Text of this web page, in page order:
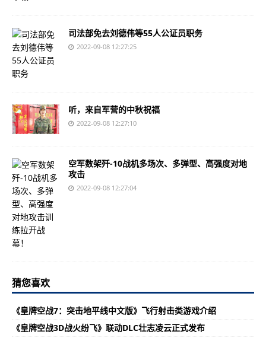
司法部免去刘德伟等55人公证员职务
2022-09-08 12:27:25
听，来自军营的中秋祝福
2022-09-08 12:27:10
空军数架歼-10战机多场次、多弹型、高强度对地
攻击
2022-09-08 12:27:04
猜您喜欢
《皇牌空战7：突击地平线中文版》飞行射击类游戏介绍
《皇牌空战3D战火纷飞》联动DLC壮志凌云正式发布